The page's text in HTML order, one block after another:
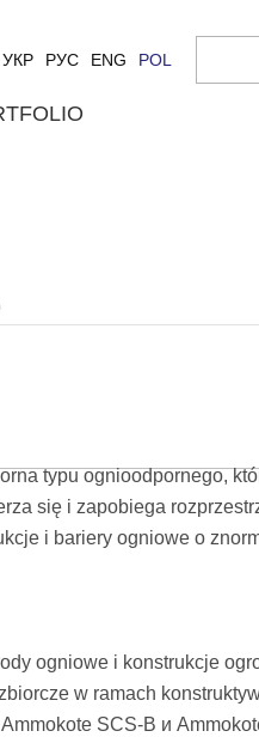
УКР РУС ENG POL
typu ognioodpornego,
się i zapobiega
i bariery ogniowe o
ogniowe i konstrukcje
w ramach
SCS-В и